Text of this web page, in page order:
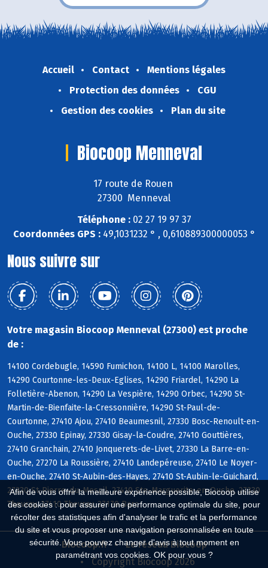
Afin de vous offrir la meilleure expérience possible, Biocoop utilise
des cookies : pour assurer une performance optimale du site, pour
récolter des statistiques afin d'analyser le trafic et la performance
du site et vous proposer une navigation personnalisée en toute
sécurité. Vous pouvez changer d'avis à tout moment en
paramétrant vos cookies. OK pour vous ?
Accueil Contact
Mentions légales
Protection des données
CGU
Gestion des cookies
Plan du site
Biocoop Menneval
17 route de Rouen
27300 Menneval
Téléphone :02 27 19 97 37
Coordonnées GPS :49,1031232 ° , 0,610889300000053 °
Nous suivre sur
Votre magasin Biocoop Menneval (27300) est proche
de :
14100 Cordebugle, 14590 Fumichon, 14100 L, 14100 Marolles,
14290 Courtonne-les-Deux-Eglises, 14290 Friardel, 14290 La
Folletière-Abenon, 14290 La Vespière, 14290 Orbec, 14290 St-
Martin-de-Bienfaite-la-Cressonnière, 14290 St-Paul-de-
Courtonne, 27410 Ajou, 27410 Beaumesnil, 27330 Bosc-Renoult-en-
Ouche, 27330 Epinay, 27330 Gisay-la-Coudre, 27410 Gouttières,
27410 Granchain, 27410 Jonquerets-de-Livet, 27330 La Barre-en-
Ouche, 27270 La Roussière, 27410 Landepéreuse, 27410 Le Noyer-
en-Ouche, 27410 St-Aubin-des-Hayes, 27410 St-Aubin-le-Guichard,
27330 St-Pierre-du-Mesnil, 27410 Ste-Marguerite-en-Ouche, 27330
Thevray, 27410 Thevray, 27170 Barc
Biocoop.fr
Le réseau Biocoop
Copyright Biocoop 2026